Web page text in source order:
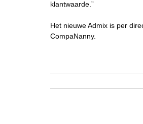
klantwaarde.”
Het nieuwe Admix is per
CompaNanny.